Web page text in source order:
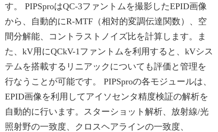
す。 PIPSproはQC-3ファントムを撮影したEPID画像
から、自動的にR-MTF（相対的変調伝達関数）、空
間分解能、コントラストノイズ比を計算します。ま
た、kV用にQCkV-1ファントムを利用すると、kVシス
テムを搭載するリニアックについても評価と管理を
行なうことが可能です。 PIPSproの各モジュールは、
EPID画像を利用してアイソセンタ精度検証の解析を
自動的に行います。スターショット解析、放射線/光
照射野の一致度、クロスヘアラインの一致度、